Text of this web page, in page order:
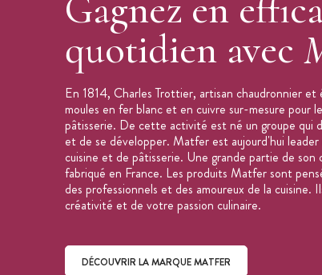
quotidien avec
En 1814, Charles Trottier, artisan chaudronnier et
moules en fer blanc et en cuivre sur-mesure pour
pâtisserie. De cette activité est né un groupe qui
et de se développer. Matfer est aujourd'hui
cuisine et de pâtisserie. Une grande partie de
fabriqué en France. Les produits Matfer sont
des professionnels et des amoureux de la cuisine.
créativité et de votre passion culinaire.
DÉCOUVRIR LA MARQUE MATFER